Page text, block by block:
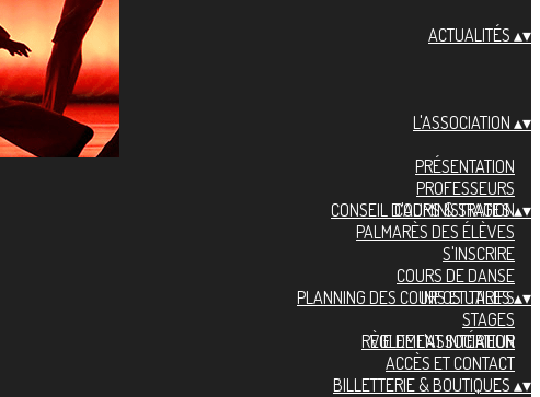
ACTUALITÉS ▴▾
L'ASSOCIATION ▴▾
PRÉSENTATION
PROFESSEURS
CONSEIL D'ADMINISTRATION
PALMARÈS DES ÉLÈVES
COURS & STAGES▴▾
S'INSCRIRE
COURS DE DANSE
PLANNING DES COURS ET TARIFS
STAGES
RÈGLEMENT INTÉRIEUR
INFOS UTILES▴▾
VIE DE L'ASSOCIATION
ACCÈS ET CONTACT
BILLETTERIE & BOUTIQUES ▴▾